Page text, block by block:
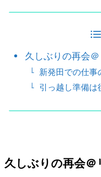
久しぶりの再会
新発田での仕事
引っ越し準備は
久しぶりの再会